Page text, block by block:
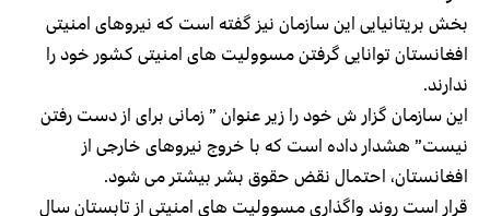
بخش بریتانیایی این سازمان نیز گفته است که نیروهای امنیتی
افغانستان توانایی گرفتن مسوولیت های امنیتی کشور خود را
ندارند.
این سازمان گزار ش خود را زیر عنوان ” زمانی برای از دست رفتن
نیست” هشدار داده است که با خروج نیروهای خارجی از
افغانستان، احتمال نقض حقوق بشر بیشتر می شود.
قرار است روند واگذاری مسوولیت های امنیتی از تابستان سال